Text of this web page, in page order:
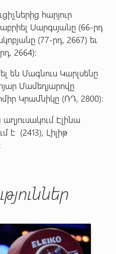
հարյուր
Սարգսյանը (66-րդ
(77-րդ, 2667) եւ
2664):
են Մագնուս Կարլսենը
Մամեդյարովը
Կրամնիկը (ՌԴ, 2800):
Էլինա
է (2413), Լիլիթ